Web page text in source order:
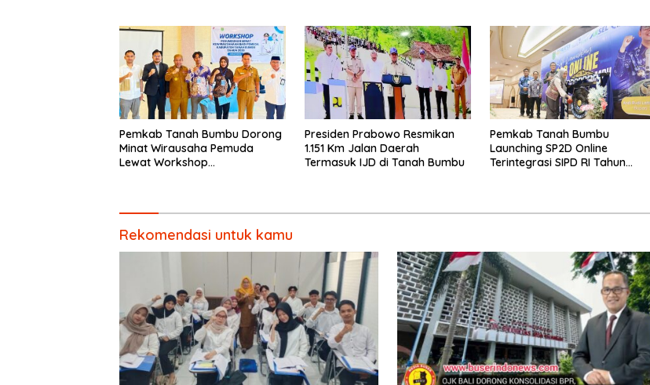
Pemkab Tanah Bumbu Dorong
Minat Wirausaha Pemuda
Lewat Workshop
Presiden Prabowo Resmikan
1.151 Km Jalan Daerah
Termasuk IJD di Tanah Bumbu
Pemkab Tanah Bumbu
Launching SP2D Online
Terintegrasi SIPD RI Tahun
Rekomendasi untuk kamu